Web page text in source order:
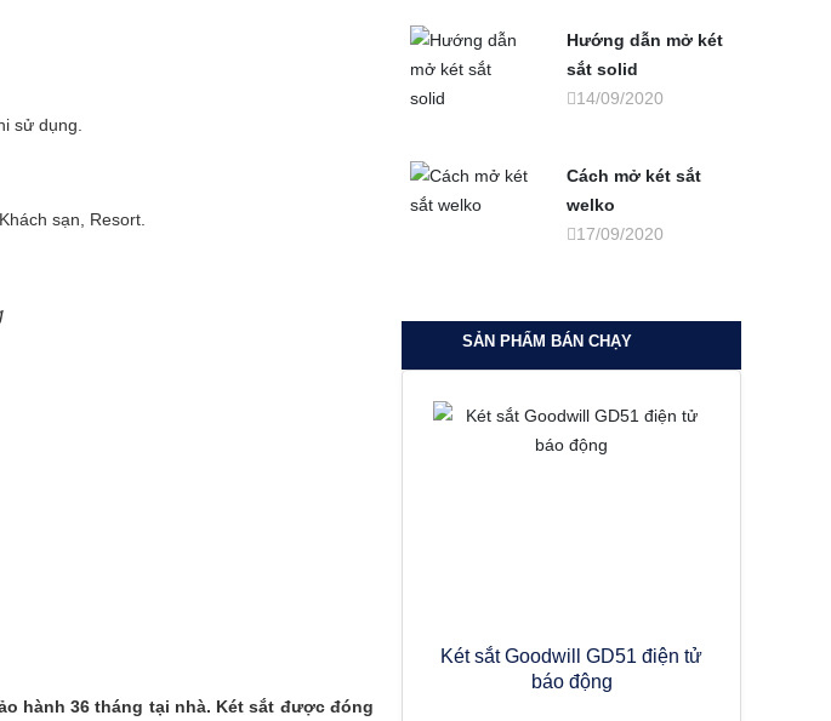
sử dụng.
sạn, Resort.
hành 36 tháng tại nhà. Két sắt được đóng
Hướng dẫn mở két
sắt solid
14/09/2020
Cách mở két sắt
welko
17/09/2020
SẢN PHẨM BÁN CHẠY
Két sắt Goodwill GD51 điện tử
báo động